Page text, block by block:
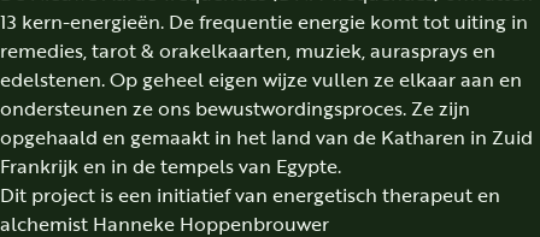
13 kern-energieën. De frequentie energie komt tot uiting in
remedies, tarot & orakelkaarten, muziek, aurasprays en
edelstenen. Op geheel eigen wijze vullen ze elkaar aan en
ondersteunen ze ons bewustwordingsproces. Ze zijn
opgehaald en gemaakt in het land van de Katharen in Zuid
Frankrijk en in de tempels van Egypte.
Dit project is een initiatief van energetisch therapeut en
alchemist Hanneke Hoppenbrouwer